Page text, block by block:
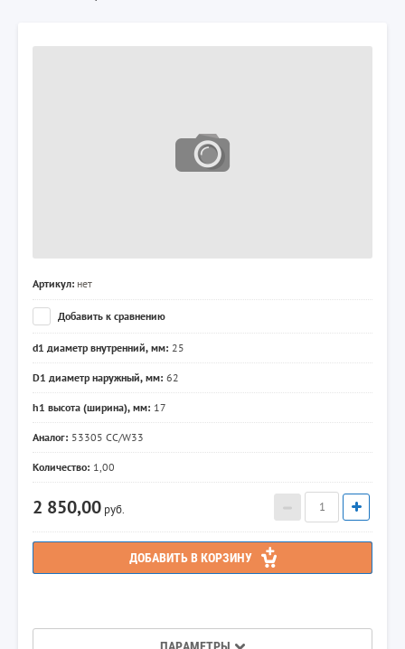
Артикул: нет
Добавить к сравнению
d1 диаметр внутренний, мм: 25
D1 диаметр наружный, мм: 62
h1 высота (ширина), мм: 17
Аналог: 53305 CC/W33
Количество: 1,00
2 850,00 руб.
ДОБАВИТЬ В КОРЗИНУ
ПАРАМЕТРЫ